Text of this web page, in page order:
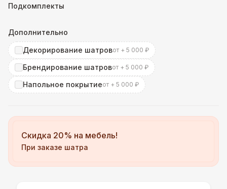
Подкомплекты
Дополнительно
Декорирование шатровот + 5 000 ₽
Брендирование шатровот + 5 000 ₽
Напольное покрытиеот + 5 000 ₽
Скидка 20% на мебель!
При заказе шатра